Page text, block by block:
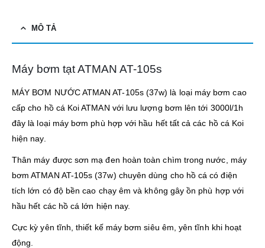
MÔ TẢ
Máy bơm tạt ATMAN AT-105s
MÁY BƠM NƯỚC ATMAN AT-105s (37w) là loại máy bơm cao
cấp cho hồ cá Koi ATMAN với lưu lượng bơm lên tới 3000l/1h
đây là loại máy bơm phù hợp với hầu hết tất cả các hồ cá Koi
hiện nay.
Thân máy được sơn mạ đen hoàn toàn chìm trong nước, máy
bơm ATMAN AT-105s (37w) chuyên dùng cho hồ cá có điện
tích lớn có độ bền cao chạy êm và không gây ồn phù hợp với
hầu hết các hồ cá lớn hiện nay.
Cực kỳ yên tĩnh, thiết kế máy bơm siêu êm, yên tĩnh khi hoạt
động.